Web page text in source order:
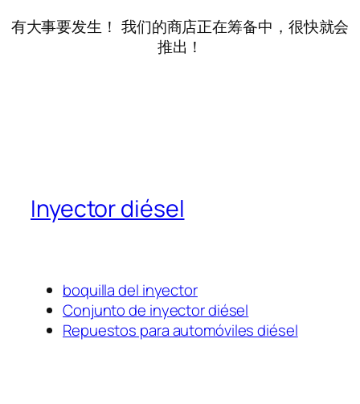
有大事要发生！ 我们的商店正在筹备中，很快就会
推出！
Inyector diésel
boquilla del inyector
Conjunto de inyector diésel
Repuestos para automóviles diésel